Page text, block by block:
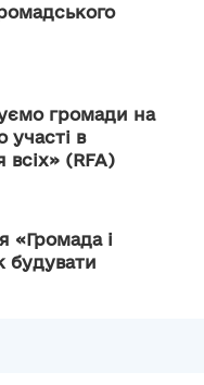
громади на
участі в
всіх» (RFA)
«Громада і
будувати